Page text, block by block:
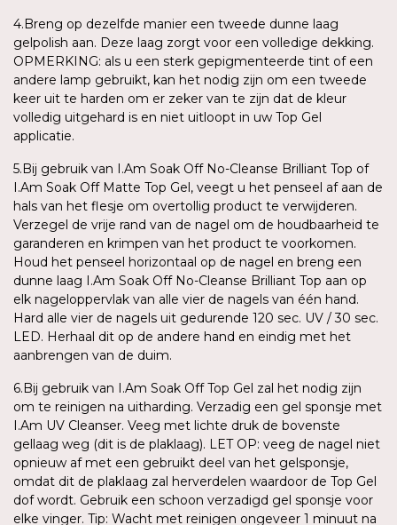
4.Breng op dezelfde manier een tweede dunne laag
gelpolish aan. Deze laag zorgt voor een volledige dekking.
OPMERKING: als u een sterk gepigmenteerde tint of een
andere lamp gebruikt, kan het nodig zijn om een tweede
keer uit te harden om er zeker van te zijn dat de kleur
volledig uitgehard is en niet uitloopt in uw Top Gel
applicatie.
5.Bij gebruik van I.Am Soak Off No-Cleanse Brilliant Top of
I.Am Soak Off Matte Top Gel, veegt u het penseel af aan de
hals van het flesje om overtollig product te verwijderen.
Verzegel de vrije rand van de nagel om de houdbaarheid te
garanderen en krimpen van het product te voorkomen.
Houd het penseel horizontaal op de nagel en breng een
dunne laag I.Am Soak Off No-Cleanse Brilliant Top aan op
elk nageloppervlak van alle vier de nagels van één hand.
Hard alle vier de nagels uit gedurende 120 sec. UV / 30 sec.
LED. Herhaal dit op de andere hand en eindig met het
aanbrengen van de duim.
6.Bij gebruik van I.Am Soak Off Top Gel zal het nodig zijn
om te reinigen na uitharding. Verzadig een gel sponsje met
I.Am UV Cleanser. Veeg met lichte druk de bovenste
gellaag weg (dit is de plaklaag). LET OP: veeg de nagel niet
opnieuw af met een gebruikt deel van het gelsponsje,
omdat dit de plaklaag zal herverdelen waardoor de Top Gel
dof wordt. Gebruik een schoon verzadigd gel sponsje voor
elke vinger. Tip: Wacht met reinigen ongeveer 1 minuut na